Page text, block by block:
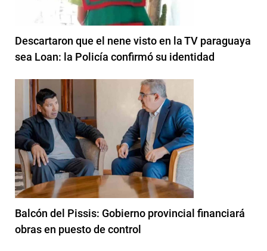
Descartaron que el nene visto en la TV paraguaya
sea Loan: la Policía confirmó su identidad
Balcón del Pissis: Gobierno provincial financiará
obras en puesto de control